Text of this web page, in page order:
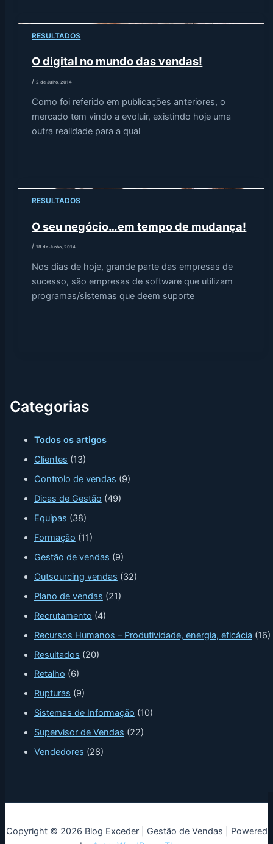
Categorias
Todos os artigos
Clientes (13)
Controlo de vendas (9)
Dicas de Gestão (49)
Equipas (38)
Formação (11)
Gestão de vendas (9)
Outsourcing vendas (32)
Plano de vendas (21)
Recrutamento (4)
Recursos Humanos – Produtividade, energia, eficácia (16)
Resultados (20)
Retalho (6)
Rupturas (9)
Sistemas de Informação (10)
Supervisor de Vendas (22)
Vendedores (28)
RESULTADOS
O digital no mundo das vendas!
/2 de Julho, 2014
Como foi referido em publicações anteriores, o
mercado tem vindo a evoluir, existindo hoje uma
outra realidade para a qual
RESULTADOS
O seu negócio…em tempo de mudança!
/18 de Junho, 2014
Nos dias de hoje, grande parte das empresas de
sucesso, são empresas de software que utilizam
programas/sistemas que deem suporte
Copyright © 2026 Blog Exceder | Gestão de Vendas | Powered